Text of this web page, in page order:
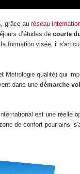
grâce auréseau
d’études decourte
formation visée, il
Métrologie qualité) qui
dans unedémarche
est une réelle
de confort pour ainsi s'